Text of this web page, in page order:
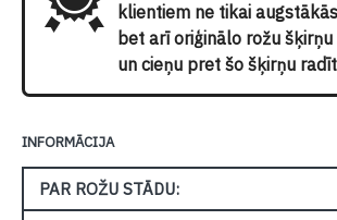
klientiem ne tikai
bet arī oriģinālo rožu
un cieņu pret šo šķirņu
INFORMĀCIJA
PAR ROŽU STĀDU: